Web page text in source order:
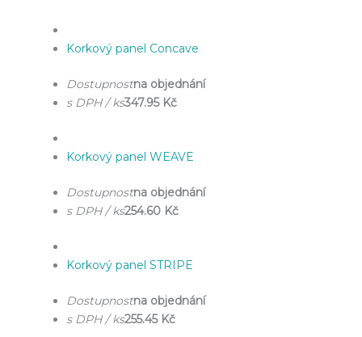
Korkový panel Concave
Dostupnostna objednání
s DPH / ks347.95 Kč
Korkový panel WEAVE
Dostupnostna objednání
s DPH / ks254.60 Kč
Korkový panel STRIPE
Dostupnostna objednání
s DPH / ks255.45 Kč